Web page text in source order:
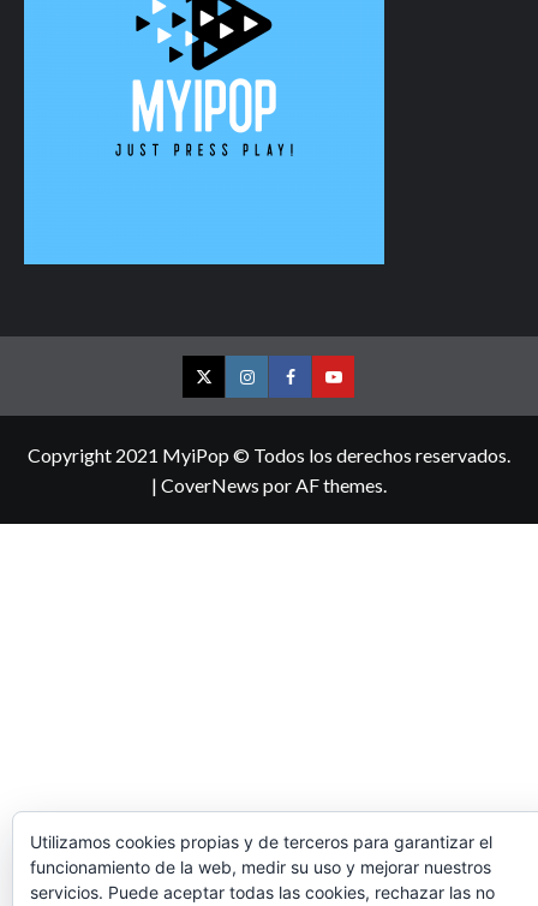
TwitterInstagramFacebookYouTube
Copyright 2021 MyiPop © Todos los derechos reservados.
| CoverNews por AF themes.
Utilizamos cookies propias y de terceros para garantizar el
funcionamiento de la web, medir su uso y mejorar nuestros
servicios. Puede aceptar todas las cookies, rechazar las no